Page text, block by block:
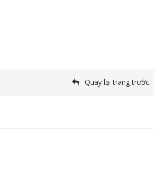
Quay lại trang trước